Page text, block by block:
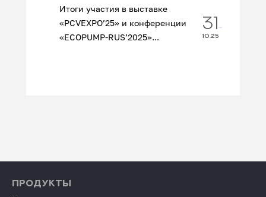
Итоги участия в выставке
«PCVEXPO’25» и конференции
«ECOPUMP‑RUS’2025»...
31
10.25
ПРОДУКТЫ